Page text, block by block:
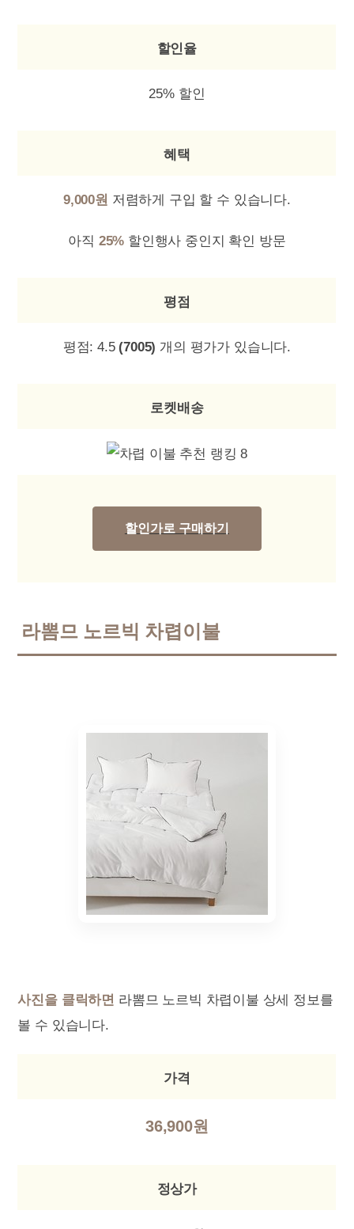
할인율
25% 할인
혜택
9,000원 저렴하게 구입 할 수 있습니다.
아직 25% 할인행사 중인지 확인 방문
평점
평점: 4.5 (7005) 개의 평가가 있습니다.
로켓배송
할인가로 구매하기
라뽐므 노르빅 차렵이불
사진을 클릭하면 라뽐므 노르빅 차렵이불 상세 정보를
볼 수 있습니다.
가격
36,900원
정상가